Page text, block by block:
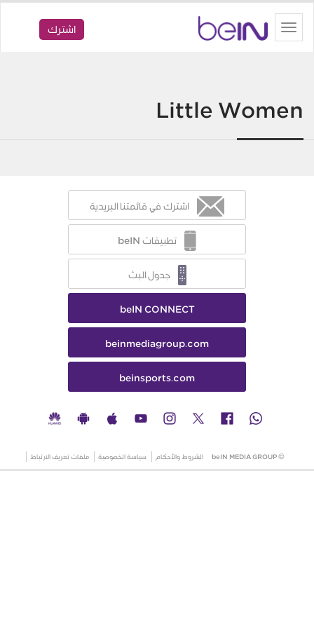
Toggle
navigation
اشترك
Little Women
اشترك في قائمتنا البريدية
تطبيقات beIN
جدول البث
beIN CONNECT
beinmediagroup.com
beinsports.com
© beIN MEDIA GROUP الشروط والأحكام سياسة الخصوصية ملفات تعريف الارتباط